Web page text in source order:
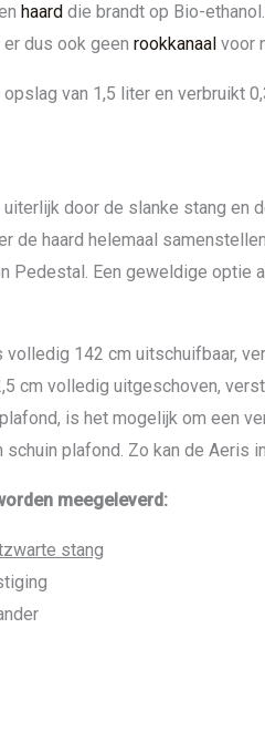
haard die brandt op Bio-ethanol.
dus ook geen rookkanaal voor
van 1,5 liter en verbruikt
door de slanke stang en
de haard helemaal
Pedestal. Een geweldige optie
volledig 142 cm uitschuifbaar,
cm volledig uitgeschoven,
is het mogelijk om een
plafond. Zo kan de Aeris
meegeleverd:
stang